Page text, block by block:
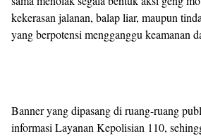
kekerasan jalanan, balap liar, maupun
yang berpotensi mengganggu keamanan
Banner yang dipasang di ruang-ruang
informasi Layanan Kepolisian 110,